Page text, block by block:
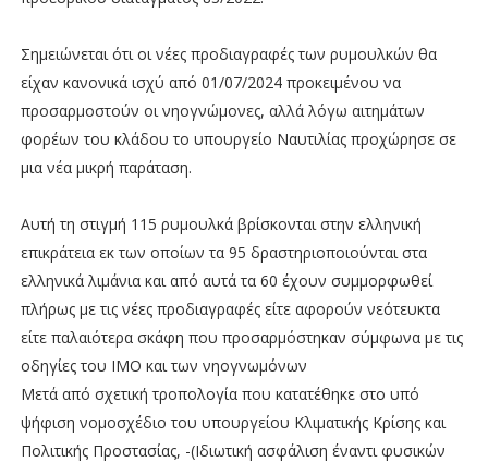
Σημειώνεται ότι οι νέες προδιαγραφές των ρυμουλκών θα
είχαν κανονικά ισχύ από 01/07/2024 προκειμένου να
προσαρμοστούν οι νηογνώμονες, αλλά λόγω αιτημάτων
φορέων του κλάδου το υπουργείο Ναυτιλίας προχώρησε σε
μια νέα μικρή παράταση.
Αυτή τη στιγμή 115 ρυμουλκά βρίσκονται στην ελληνική
επικράτεια εκ των οποίων τα 95 δραστηριοποιούνται στα
ελληνικά λιμάνια και από αυτά τα 60 έχουν συμμορφωθεί
πλήρως με τις νέες προδιαγραφές είτε αφορούν νεότευκτα
είτε παλαιότερα σκάφη που προσαρμόστηκαν σύμφωνα με τις
οδηγίες του ΙΜΟ και των νηογνωμόνων
Μετά από σχετική τροπολογία που κατατέθηκε στο υπό
ψήφιση νομοσχέδιο του υπουργείου Κλιματικής Κρίσης και
Πολιτικής Προστασίας, -(Ιδιωτική ασφάλιση έναντι φυσικών